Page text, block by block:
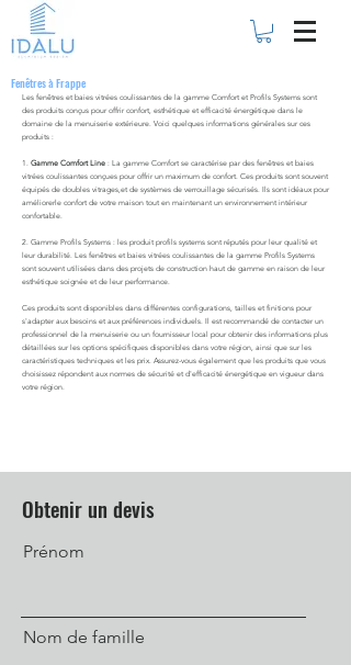
Fenêtres à Frappe
Les fenêtres et baies vitrées coulissantes de la gamme Comfort et Profils Systems sont
des produits conçus pour offrir confort, esthétique et efficacité énergétique dans le
domaine de la menuiserie extérieure. Voici quelques informations générales sur ces
produits :
1. Gamme Comfort Line : La gamme Comfort se caractérise par des fenêtres et baies
vitrées coulissantes conçues pour offrir un maximum de confort. Ces produits sont souvent
équipés de doubles vitrages,et de systèmes de verrouillage sécurisés. Ils sont idéaux pour
améliorerle confort de votre maison tout en maintenant un environnement intérieur
confortable.
2. Gamme Profils Systems : les produit profils systems sont réputés pour leur qualité et
leur durabilité. Les fenêtres et baies vitrées coulissantes de la gamme Profils Systems
sont souvent utilisées dans des projets de construction haut de gamme en raison de leur
esthétique soignée et de leur performance.
Ces produits sont disponibles dans différentes configurations, tailles et finitions pour
s'adapter aux besoins et aux préférences individuels. Il est recommandé de contacter un
professionnel de la menuiserie ou un fournisseur local pour obtenir des informations plus
détaillées sur les options spécifiques disponibles dans votre région, ainsi que sur les
caractéristiques techniques et les prix. Assurez-vous également que les produits que vous
choisissez répondent aux normes de sécurité et d'efficacité énergétique en vigueur dans
votre région.
Obtenir un devis
Prénom
Nom de famille